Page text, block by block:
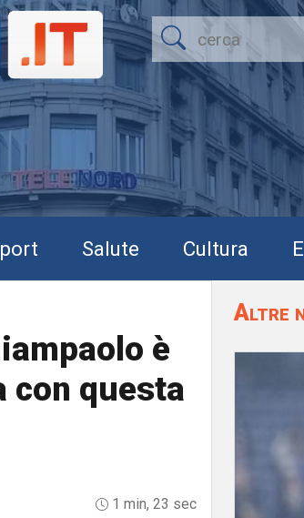
Salute Cultura
è
con questa
1 min, 23 sec
Altre